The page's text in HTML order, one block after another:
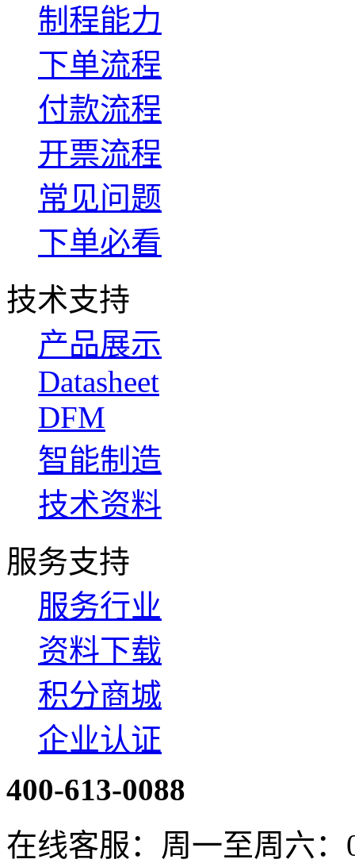
制程能力
下单流程
付款流程
开票流程
常见问题
下单必看
技术支持
产品展示
Datasheet
DFM
智能制造
技术资料
服务支持
服务行业
资料下载
积分商城
企业认证
400-613-0088
在线客服：周一至周六：